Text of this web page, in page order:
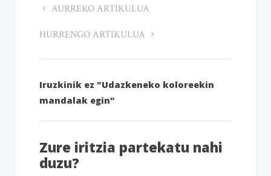
AURREKO ARTIKULUA
HURRENGO ARTIKULUA
Iruzkinik ez "Udazkeneko koloreekin
mandalak egin"
Zure iritzia partekatu nahi
duzu?